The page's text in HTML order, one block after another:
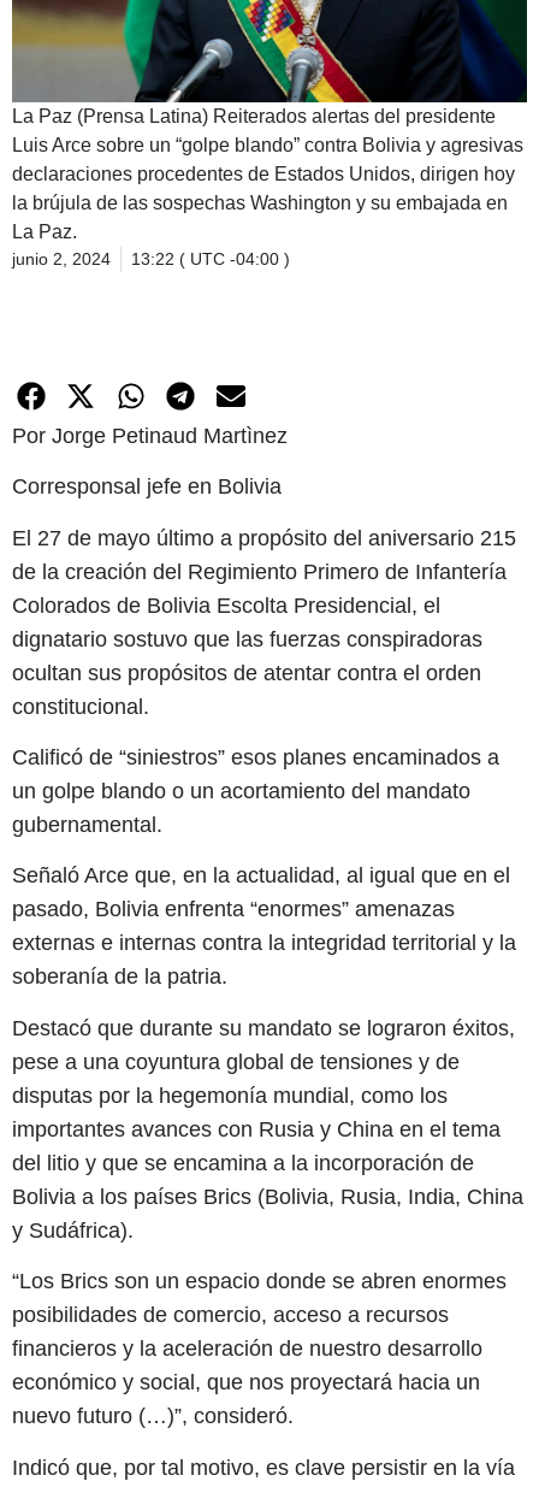
La Paz (Prensa Latina) Reiterados alertas del presidente
Luis Arce sobre un “golpe blando” contra Bolivia y agresivas
declaraciones procedentes de Estados Unidos, dirigen hoy
la brújula de las sospechas Washington y su embajada en
La Paz.
junio 2, 2024 13:22 ( UTC -04:00 )
Por Jorge Petinaud Martìnez
Corresponsal jefe en Bolivia
El 27 de mayo último a propósito del aniversario 215
de la creación del Regimiento Primero de Infantería
Colorados de Bolivia Escolta Presidencial, el
dignatario sostuvo que las fuerzas conspiradoras
ocultan sus propósitos de atentar contra el orden
constitucional.
Calificó de “siniestros” esos planes encaminados a
un golpe blando o un acortamiento del mandato
gubernamental.
Señaló Arce que, en la actualidad, al igual que en el
pasado, Bolivia enfrenta “enormes” amenazas
externas e internas contra la integridad territorial y la
soberanía de la patria.
Destacó que durante su mandato se lograron éxitos,
pese a una coyuntura global de tensiones y de
disputas por la hegemonía mundial, como los
importantes avances con Rusia y China en el tema
del litio y que se encamina a la incorporación de
Bolivia a los países Brics (Bolivia, Rusia, India, China
y Sudáfrica).
“Los Brics son un espacio donde se abren enormes
posibilidades de comercio, acceso a recursos
financieros y la aceleración de nuestro desarrollo
económico y social, que nos proyectará hacia un
nuevo futuro (…)”, consideró.
Indicó que, por tal motivo, es clave persistir en la vía